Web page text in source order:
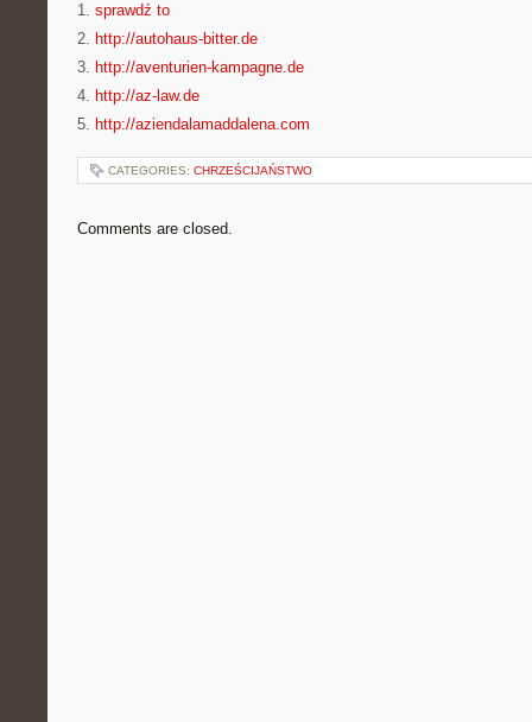
1. sprawdź to
2. http://autohaus-bitter.de
3. http://aventurien-kampagne.de
4. http://az-law.de
5. http://aziendalamaddalena.com
CATEGORIES: CHRZEŚCIJAŃSTWO
Comments are closed.